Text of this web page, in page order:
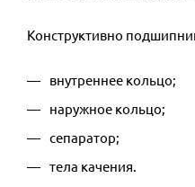
Конструктивно
внутреннее кольцо;
наружное кольцо;
сепаратор;
тела качения.